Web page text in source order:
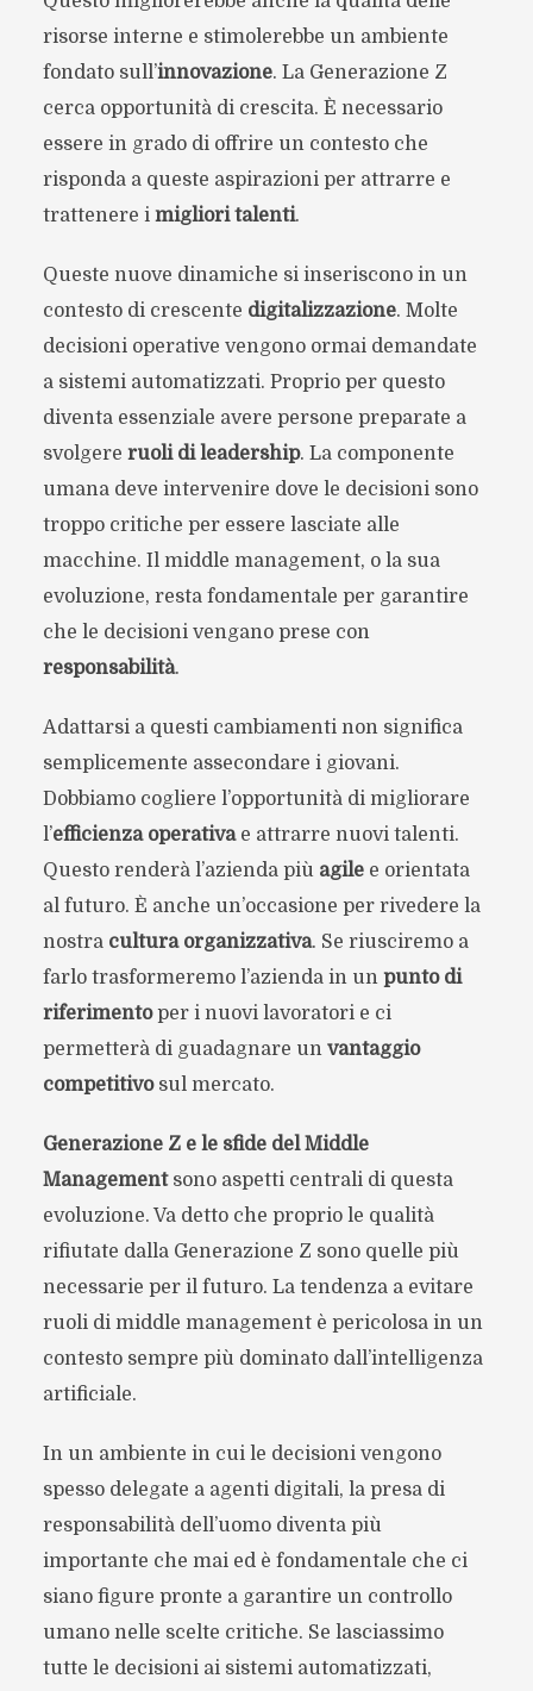
risorse interne e stimolerebbe un ambiente
fondato sull’innovazione. La Generazione Z
cerca opportunità di crescita. È necessario
essere in grado di offrire un contesto che
risponda a queste aspirazioni per attrarre e
trattenere i migliori talenti.
Queste nuove dinamiche si inseriscono in un
contesto di crescente digitalizzazione. Molte
decisioni operative vengono ormai demandate
a sistemi automatizzati. Proprio per questo
diventa essenziale avere persone preparate a
svolgere ruoli di leadership. La componente
umana deve intervenire dove le decisioni sono
troppo critiche per essere lasciate alle
macchine. Il middle management, o la sua
evoluzione, resta fondamentale per garantire
che le decisioni vengano prese con
responsabilità.
Adattarsi a questi cambiamenti non significa
semplicemente assecondare i giovani.
Dobbiamo cogliere l’opportunità di migliorare
l’efficienza operativae attrarre nuovi talenti.
Questo renderà l’azienda più agilee orientata
al futuro. È anche un’occasione per rivedere la
nostra cultura organizzativa. Se riusciremo a
farlo trasformeremo l’azienda in un punto di
riferimentoper i nuovi lavoratori e ci
permetterà di guadagnare un vantaggio
competitivosul mercato.
Generazione Z e le sfide del Middle
Managementsono aspetti centrali di questa
evoluzione. Va detto che proprio le qualità
rifiutate dalla Generazione Z sono quelle più
necessarie per il futuro. La tendenza a evitare
ruoli di middle management è pericolosa in un
contesto sempre più dominato dall’intelligenza
artificiale.
In un ambiente in cui le decisioni vengono
spesso delegate a agenti digitali, la presa di
responsabilità dell’uomo diventa più
importante che mai ed è fondamentale che ci
siano figure pronte a garantire un controllo
umano nelle scelte critiche. Se lasciassimo
tutte le decisioni ai sistemi automatizzati,